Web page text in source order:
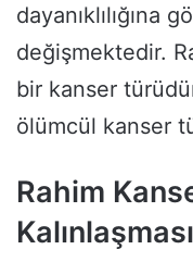
dayanıklılığına
değişmektedir.
bir kanser
ölümcül kanser
Rahim